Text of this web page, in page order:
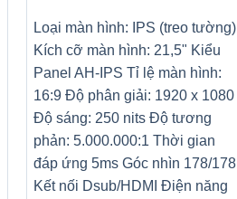
Loại màn hình: IPS (treo tường)
Kích cỡ màn hình: 21,5" Kiểu
Panel AH-IPS Tỉ lệ màn hình:
16:9 Độ phân giải: 1920 x 1080
Độ sáng: 250 nits Độ tương
phản: 5.000.000:1 Thời gian
đáp ứng 5ms Góc nhìn 178/178
Kết nối Dsub/HDMI Điện năng